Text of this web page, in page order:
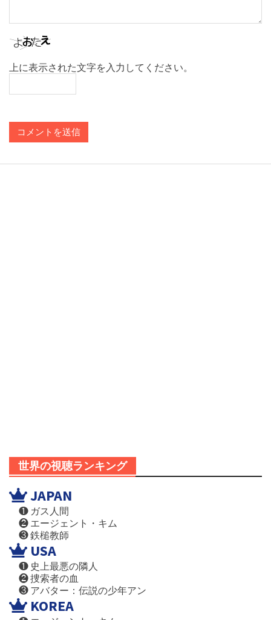
上に表示された文字を入力してください。
世界の視聴ランキング
JAPAN
❶ ガス人間
❷ エージェント・キム
❸ 鉄槌教師
USA
❶ 史上最悪の隣人
❷ 捜索者の血
❸ アバター：伝説の少年アン
KOREA